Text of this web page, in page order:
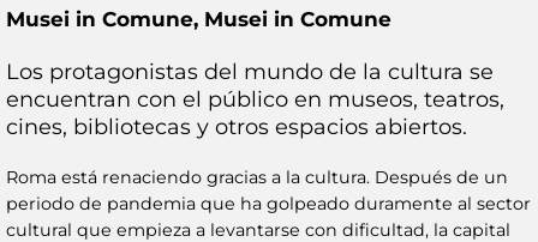
Musei in Comune, Musei in Comune
Los protagonistas del mundo de la cultura se
encuentran con el público en museos, teatros,
cines, bibliotecas y otros espacios abiertos.
Roma está renaciendo gracias a la cultura. Después de un
periodo de pandemia que ha golpeado duramente al sector
cultural que empieza a levantarse con dificultad, la capital